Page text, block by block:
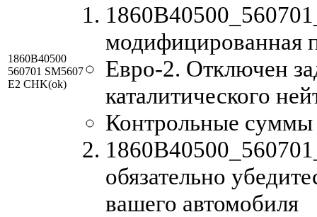
1860B40500
560701 SM5607
E2 CHK(ok)
модифицированная
Евро-2. Отключен
каталитического
Контрольные
обязательно
вашего автомобиля